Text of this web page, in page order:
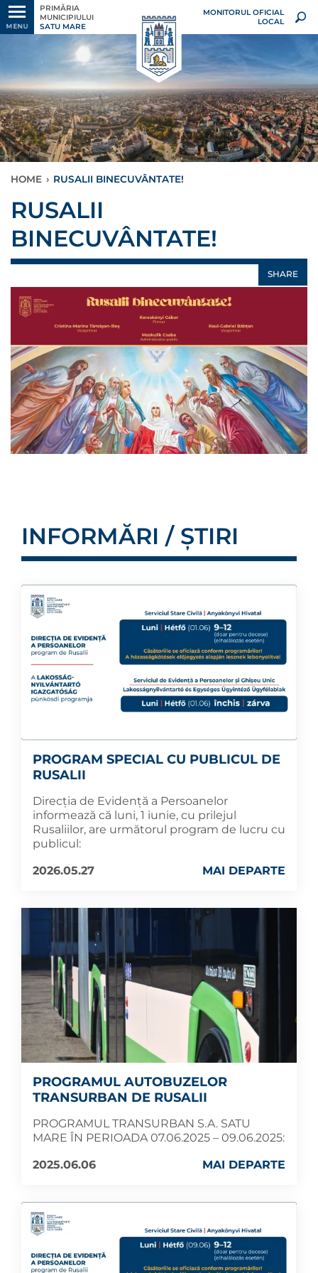
MENU
PRIMĂRIA
MUNICIPIULUI
SATU MARE
MONITORUL OFICIAL
LOCAL
HOME › RUSALII BINECUVÂNTATE!
RUSALII
BINECUVÂNTATE!
SHARE
INFORMĂRI / ȘTIRI
PROGRAM SPECIAL CU PUBLICUL DE
RUSALII
Direcția de Evidență a Persoanelor
informează că luni, 1 iunie, cu prilejul
Rusaliilor, are următorul program de lucru cu
publicul:
2026.05.27
MAI DEPARTE
PROGRAMUL AUTOBUZELOR
TRANSURBAN DE RUSALII
PROGRAMUL TRANSURBAN S.A. SATU
MARE ÎN PERIOADA 07.06.2025 – 09.06.2025:
2025.06.06
MAI DEPARTE